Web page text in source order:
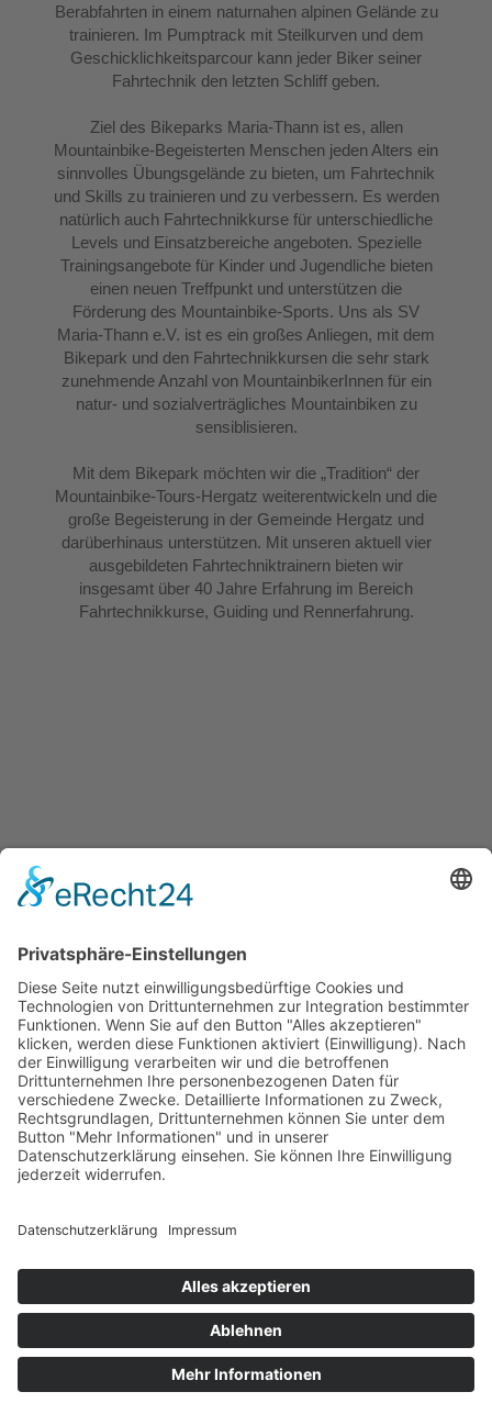
Berabfahrten in einem naturnahen alpinen Gelände zu
trainieren. Im Pumptrack mit Steilkurven und dem
Geschicklichkeitsparcour kann jeder Biker seiner
Fahrtechnik den letzten Schliff geben.
Ziel des Bikeparks Maria-Thann ist es, allen
Mountainbike-Begeisterten Menschen jeden Alters ein
sinnvolles Übungsgelände zu bieten, um Fahrtechnik
und Skills zu trainieren und zu verbessern. Es werden
natürlich auch Fahrtechnikkurse für unterschiedliche
Levels und Einsatzbereiche angeboten. Spezielle
Trainingsangebote für Kinder und Jugendliche bieten
einen neuen Treffpunkt und unterstützen die
Förderung des Mountainbike-Sports. Uns als SV
Maria-Thann e.V. ist es ein großes Anliegen, mit dem
Bikepark und den Fahrtechnikkursen die sehr stark
zunehmende Anzahl von MountainbikerInnen für ein
natur- und sozialverträgliches Mountainbiken zu
sensiblisieren.
Mit dem Bikepark möchten wir die „Tradition“ der
Mountainbike-Tours-Hergatz weiterentwickeln und die
große Begeisterung in der Gemeinde Hergatz und
darüberhinaus unterstützen. Mit unseren aktuell vier
ausgebildeten Fahrtechniktrainern bieten wir
insgesamt über 40 Jahre Erfahrung im Bereich
Fahrtechnikkurse, Guiding und Rennerfahrung.
SV-Maria-Thann e.V.
Im Grod 6 · 88145 Hergatz
vorstand@sv-maria-thann.de ·Telefon:08385 921998
© SV Maria-Thann e.V. | 2026 | made by die-KENNste.de
Datenschutzerklärung Impressum